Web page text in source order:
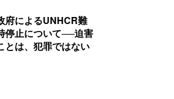
府によるUNHCR難
停止について──迫害
とは、犯罪ではない